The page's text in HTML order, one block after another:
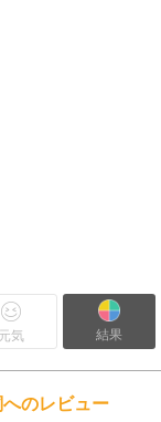
元気 結果
のレビュー